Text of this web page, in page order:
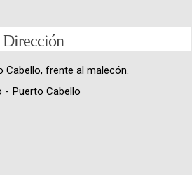
Dirección
frente al malecón.
- Puerto Cabello